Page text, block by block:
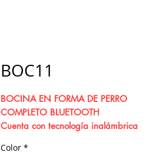
BOC11
BOCINA EN FORMA DE PERRO
COMPLETO BLUETOOTH
Cuenta con tecnología inalámbrica
Smartphone, Tablet o Laptop. Si lo
Color *